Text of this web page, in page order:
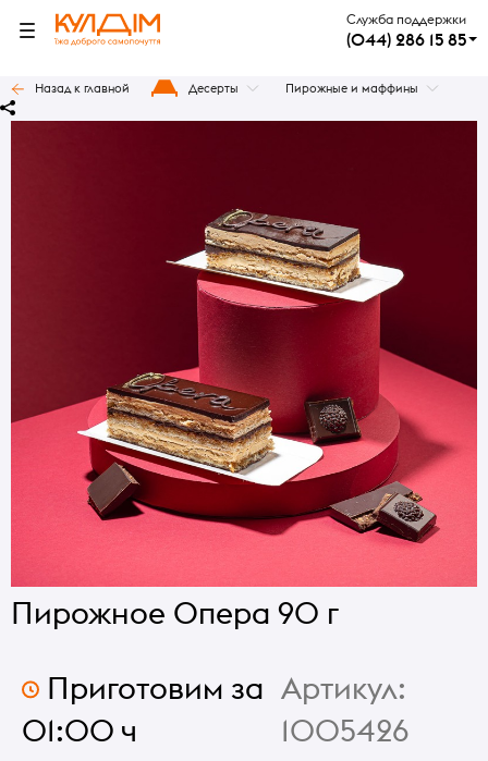
Служба поддержки
(044) 286 15 85
Назад к главной Десерты Пирожные и маффины
Пирожное Опера 90 г
Приготовим за
01:00 ч
Артикул:
1005426